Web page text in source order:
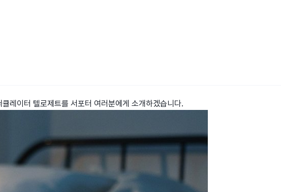
레이터 텔로제트를 서포터 여러분에게 소개하겠습니다.